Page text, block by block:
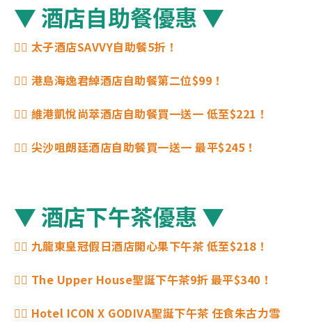
▼ 酒店自助餐優惠 ▼
👉🏻 太子酒店SAVVY自助餐5折！
👉🏻 港島海逸君綽酒店自助餐第二位$99！
👉🏻 維港凱悅尚萃酒店自助餐買一送一 低至$221！
👉🏻 尖沙咀朗廷酒店自助餐買一送一 最平$245！
▼ 酒店下午茶優惠 ▼
👉🏻 九龍東皇冠假日酒店開心果下午茶 低至$218！
👉🏻 The Upper House聖誕下午茶9折 最平$340！
👉🏻 Hotel ICON X GODIVA聖誕下午茶 任食朱古力雪